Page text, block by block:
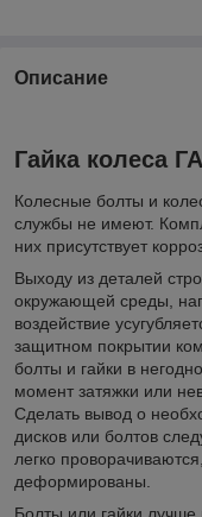
Описание
Гайка колеса
Колесные болты и
службы не имеют.
них присутствует
Выходу из деталей
окружающей среды,
воздействие
защитном покрытии
болты и гайки в
момент затяжки или
Сделать вывод о
дисков или болтов
легко
деформированы.